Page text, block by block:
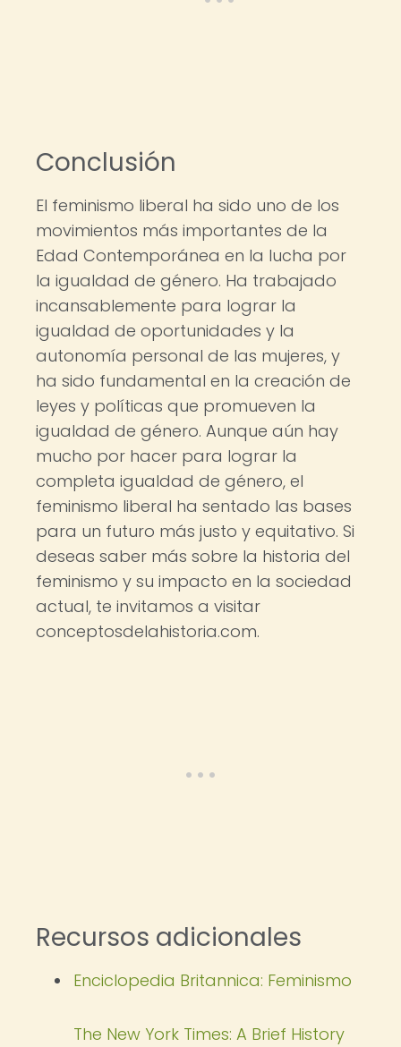
Conclusión
El feminismo liberal ha sido uno de los
movimientos más importantes de la
Edad Contemporánea en la lucha por
la igualdad de género. Ha trabajado
incansablemente para lograr la
igualdad de oportunidades y la
autonomía personal de las mujeres, y
ha sido fundamental en la creación de
leyes y políticas que promueven la
igualdad de género. Aunque aún hay
mucho por hacer para lograr la
completa igualdad de género, el
feminismo liberal ha sentado las bases
para un futuro más justo y equitativo. Si
deseas saber más sobre la historia del
feminismo y su impacto en la sociedad
actual, te invitamos a visitar
conceptosdelahistoria.com.
Recursos adicionales
Enciclopedia Britannica: Feminismo
The New York Times: A Brief History